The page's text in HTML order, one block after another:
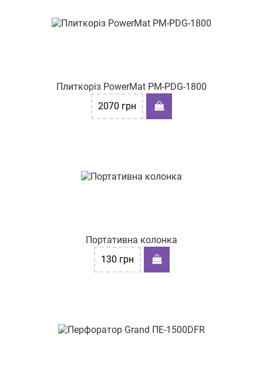
Плиткоріз PowerMat PM-PDG-1800
2070 грн
Портативна колонка
130 грн